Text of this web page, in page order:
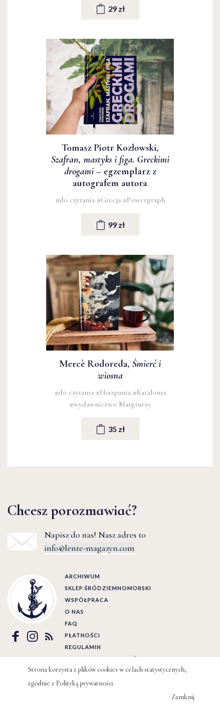
29 zł
Tomasz Piotr Kozłowski,
Szafran, mastyks i figa. Greckimi
drogami– egzemplarz z
autografem autora
#do czytania #Grecja #Powergraph
99 zł
Mercè Rodoreda, Śmierć i
wiosna
#do czytania #Hiszpania #Katalonia
#wydawnictwo Marginesy
35 zł
Chcesz porozmawiać?
Napisz do nas! Nasz adres to
info@lente-magazyn.com
ARCHIWUM
SKLEP ŚRÓDZIEMNOMORSKI
WSPÓŁPRACA
O NAS
FAQ
PŁATNOŚCI
REGULAMIN
POLITYKA PRYWATNOŚCI
Strona korzysta z plików cookies w celach statystycznych,
zgodnie z Polityką prywatności.
Zamknij